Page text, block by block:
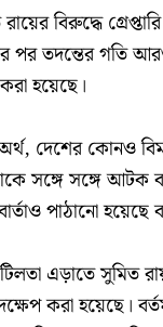
বিরুদ্ধে
তদন্তের গতি আরও
হয়েছে।
দেশের কোনও
সঙ্গে সঙ্গে আটক
পাঠানো
এড়াতে সুমিত
করা হয়েছে।